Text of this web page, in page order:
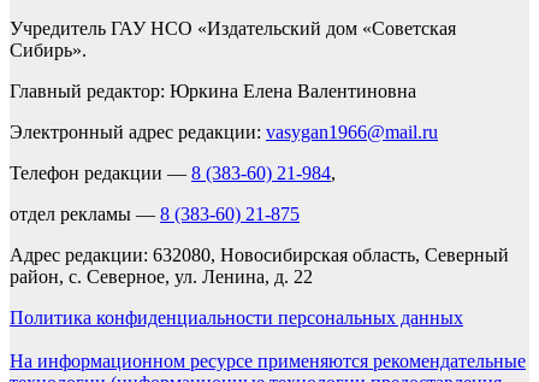
Учредитель ГАУ НСО «Издательский дом «Советская
Сибирь».
Главный редактор: Юркина Елена Валентиновна
Электронный адрес редакции: vasygan1966@mail.ru
Телефон редакции — 8 (383-60) 21-984,
отдел рекламы — 8 (383-60) 21-875
Адрес редакции: 632080, Новосибирская область, Северный
район, с. Северное, ул. Ленина, д. 22
Политика конфиденциальности персональных данных
На информационном ресурсе применяются рекомендательные